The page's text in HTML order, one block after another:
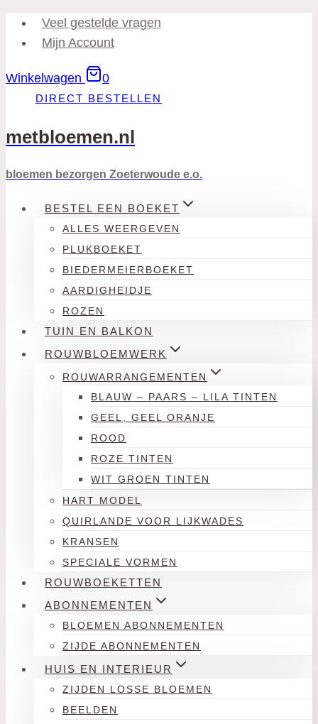
Doorgaan
naar
Veel gestelde vragen
Mijn Account
Winkelwagen 0
DIRECT BESTELLEN
metbloemen.nl
bloemen bezorgen Zoeterwoude e.o.
BESTEL EEN BOEKET
ALLES WEERGEVEN
PLUKBOEKET
BIEDERMEIERBOEKET
AARDIGHEIDJE
ROZEN
TUIN EN BALKON
ROUWBLOEMWERK
ROUWARRANGEMENTEN
BLAUW – PAARS – LILA TINTEN
GEEL, GEEL ORANJE
ROOD
ROZE TINTEN
WIT GROEN TINTEN
HART MODEL
QUIRLANDE VOOR LIJKWADES
KRANSEN
SPECIALE VORMEN
ROUWBOEKETTEN
ABONNEMENTEN
BLOEMEN ABONNEMENTEN
ZIJDE ABONNEMENTEN
HUIS EN INTERIEUR
ZIJDEN LOSSE BLOEMEN
BEELDEN